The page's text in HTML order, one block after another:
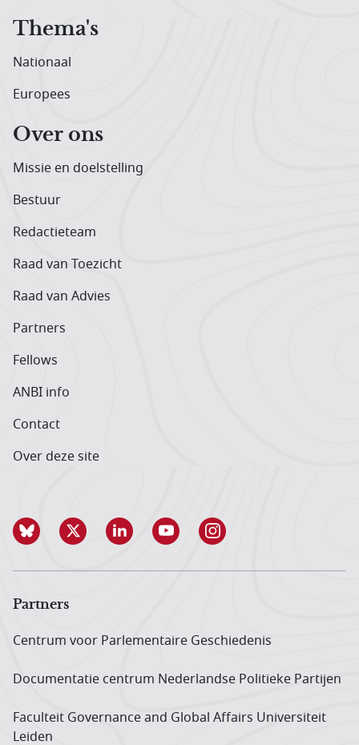
Thema's
Nationaal
Europees
Over ons
Missie en doelstelling
Bestuur
Redactieteam
Raad van Toezicht
Raad van Advies
Partners
Fellows
ANBI info
Contact
Over deze site
Partners
Centrum voor Parlementaire Geschiedenis
Documentatie centrum Neder­landse Politieke Partijen
Faculteit Governance and Global Affairs Universiteit
Leiden